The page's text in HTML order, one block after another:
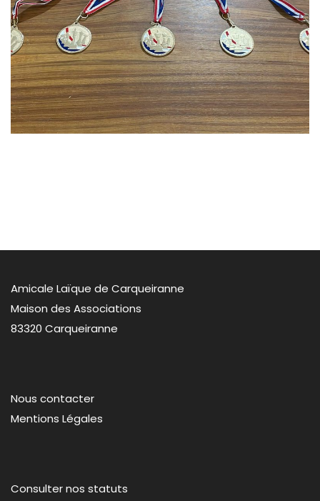
Amicale Laïque de Carqueiranne
Maison des Associations
83320 Carqueiranne
Nous contacter
Mentions Légales
Consulter nos statuts